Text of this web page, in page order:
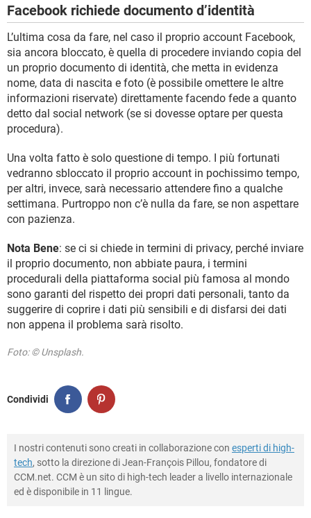
Facebook richiede documento d’identità
L’ultima cosa da fare, nel caso il proprio account Facebook,
sia ancora bloccato, è quella di procedere inviando copia del
un proprio documento di identità, che metta in evidenza
nome, data di nascita e foto (è possibile omettere le altre
informazioni riservate) direttamente facendo fede a quanto
detto dal social network (se si dovesse optare per questa
procedura).
Una volta fatto è solo questione di tempo. I più fortunati
vedranno sbloccato il proprio account in pochissimo tempo,
per altri, invece, sarà necessario attendere fino a qualche
settimana. Purtroppo non c’è nulla da fare, se non aspettare
con pazienza.
Nota Bene: se ci si chiede in termini di privacy, perché inviare
il proprio documento, non abbiate paura, i termini
procedurali della piattaforma social più famosa al mondo
sono garanti del rispetto dei propri dati personali, tanto da
suggerire di coprire i dati più sensibili e di disfarsi dei dati
non appena il problema sarà risolto.
Foto: © Unsplash.
Condividi
I nostri contenuti sono creati in collaborazione con esperti di high-
tech, sotto la direzione di Jean-François Pillou, fondatore di
CCM.net. CCM è un sito di high-tech leader a livello internazionale
ed è disponibile in 11 lingue.